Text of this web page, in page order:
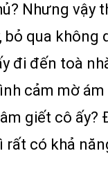
Nhưng vậy
qua
đi đến toà
cảm mờ
giết cô
có khả